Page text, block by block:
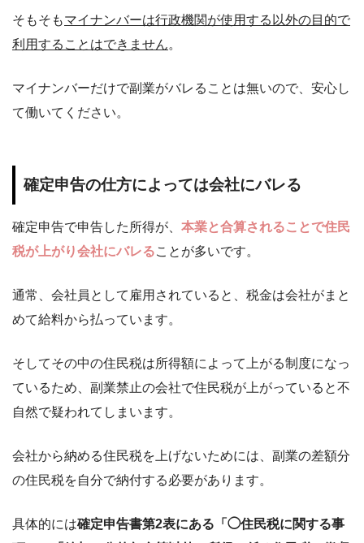
そもそもマイナンバーは行政機関が使用する以外の目的で
利用することはできません。
マイナンバーだけで副業がバレることは無いので、安心し
て働いてください。
確定申告の仕方によっては会社にバレる
確定申告で申告した所得が、 本業と合算されることで住民
税が上がり会社にバレることが多いです。
通常、会社員として雇用されていると、税金は会社がまと
めて給料から払っています。
そしてその中の住民税は所得額によって上がる制度になっ
ているため、副業禁止の会社で住民税が上がっていると不
自然で疑われてしまいます。
会社から納める住民税を上げないためには、副業の差額分
の住民税を自分で納付する必要があります。
具体的には確定申告書第2表にある「◯住民税に関する事